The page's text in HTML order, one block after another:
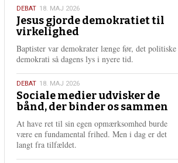
e
e
18.
maj
2026
DEBAT 18. MAJ 2026
Jesus gjorde demokratiet til
virkelighed
Baptister var demokrater længe før, det politiske
demokrati så dagens lys i nyere tid.
18.
maj
2026
DEBAT 18. MAJ 2026
Sociale medier udvisker de
bånd, der binder os sammen
At have ret til sin egen opmærksomhed burde
være en fundamental frihed. Men i dag er det
langt fra tilfældet.